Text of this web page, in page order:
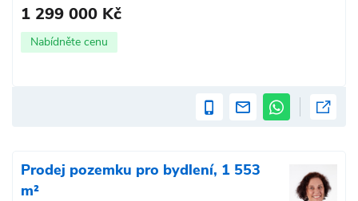
1 299 000 Kč
Nabídněte cenu
Prodej pozemku pro bydlení, 1 553
m²